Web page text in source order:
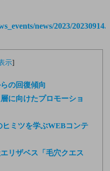
news/2023/
示]
の回復傾向
に向けたプロモーショ
ミツを学ぶWEBコンテ
リザベス「毛穴クエス